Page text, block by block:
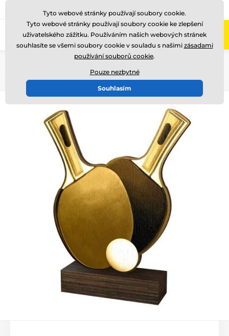
Zavolejte nám (Po-Pá 8-17)
Tyto webové stránky používají soubory cookie.
Tyto webové stránky používají soubory cookie ke zlepšení
uživatelského zážitku. Používáním našich webových stránek
souhlasíte se všemi soubory cookie v souladu s našimi zásadami
používání souborů cookie.
Pouze nezbytné
Souhlasím